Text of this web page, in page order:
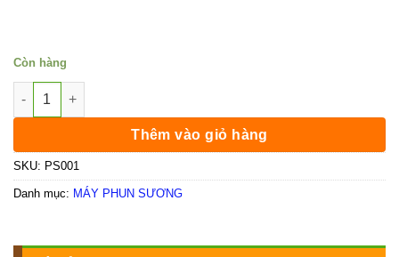
Còn hàng
Bơm MS-75 (24V-1,8L/P) số lượng
Thêm vào giỏ hàng
SKU: PS001
Danh mục: MÁY PHUN SƯƠNG